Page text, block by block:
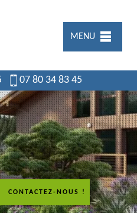
MENU
07 80 34 83 45
CONTACTEZ-NOUS !